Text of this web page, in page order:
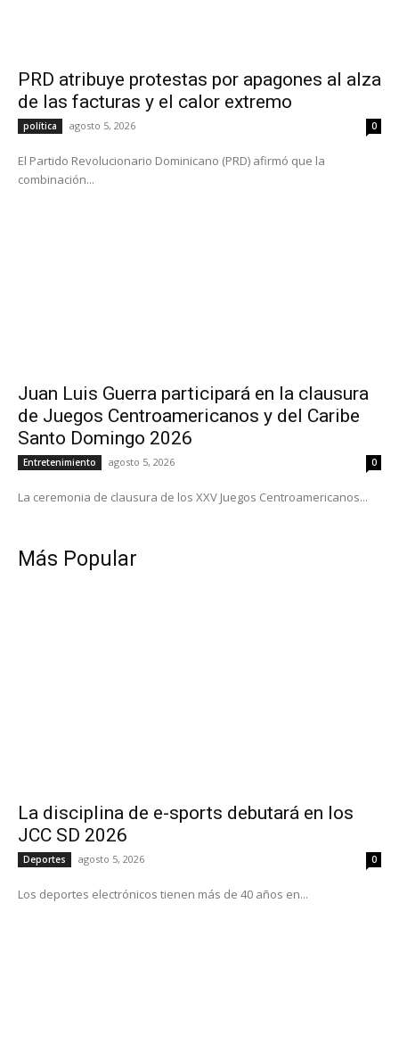
PRD atribuye protestas por apagones al alza
de las facturas y el calor extremo
política agosto 5, 2026 0
El Partido Revolucionario Dominicano (PRD) afirmó que la
combinación...
Juan Luis Guerra participará en la clausura
de Juegos Centroamericanos y del Caribe
Santo Domingo 2026
Entretenimiento agosto 5, 2026 0
La ceremonia de clausura de los XXV Juegos Centroamericanos...
Más Popular
La disciplina de e-sports debutará en los
JCC SD 2026
Deportes agosto 5, 2026 0
Los deportes electrónicos tienen más de 40 años en...